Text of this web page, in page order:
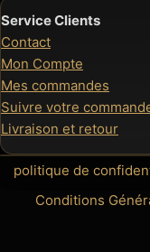
Service Clients
Contact
Mon Compte
Mes commandes
Suivre votre
Livraison et retour
politique de
Conditions